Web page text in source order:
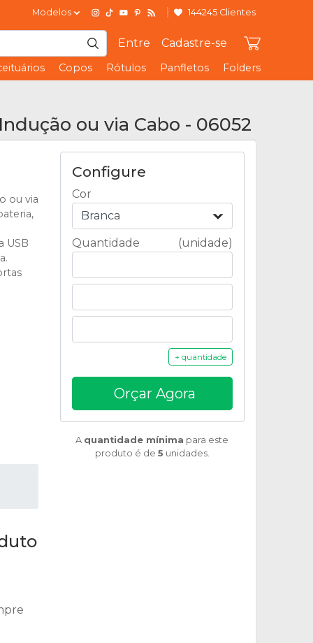
Modelos 144245 Clientes
Entre Cadastre-se
Copos Rótulos Panfletos Folders
ou via Cabo - 06052
ou via
USB
Configure
Cor
Branca
Quantidade (unidade)
+ quantidade
Orçar Agora
A quantidade mínima para este
produto é de 5 unidades.